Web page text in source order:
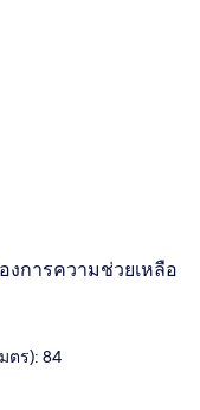
การความช่วยเหลือ
ตร): 84